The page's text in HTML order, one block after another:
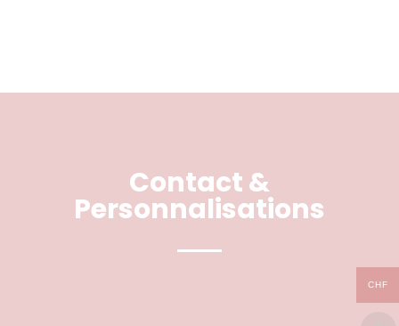
Contact &
Personnalisations
CHF